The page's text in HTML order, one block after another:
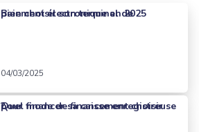
Bien choisir son terminal de paiement électronique en 2025
04/03/2025
Quel mode de financement choisir pour financer sa caisse enregistreuse ?